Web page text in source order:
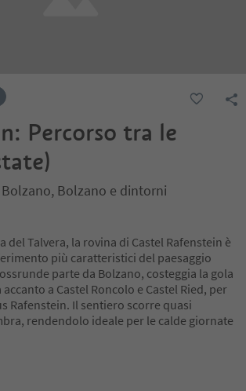
Percorso tra le
Bolzano e dintorni
del Talvera, la rovina di Castel Rafenstein è
più caratteristici del paesaggio
parte da Bolzano, costeggia la gola
accanto a Castel Roncolo e Castel Ried, per
Rafenstein. Il sentiero scorre quasi
rendendolo ideale per le calde giornate